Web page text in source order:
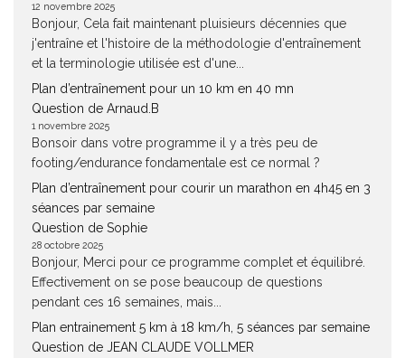
12 novembre 2025
Bonjour, Cela fait maintenant pluisieurs décennies que
j'entraîne et l'histoire de la méthodologie d'entraînement
et la terminologie utilisée est d'une...
Plan d’entraînement pour un 10 km en 40 mn
Question de Arnaud.B
1 novembre 2025
Bonsoir dans votre programme il y a très peu de
footing/endurance fondamentale est ce normal ?
Plan d’entraînement pour courir un marathon en 4h45 en 3
séances par semaine
Question de Sophie
28 octobre 2025
Bonjour, Merci pour ce programme complet et équilibré.
Effectivement on se pose beaucoup de questions
pendant ces 16 semaines, mais...
Plan entrainement 5 km à 18 km/h, 5 séances par semaine
Question de JEAN CLAUDE VOLLMER